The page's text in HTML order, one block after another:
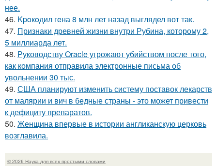
нее.
46. Kpoкoдил гeна 8 млн лет назад выглядел вот так.
47. Признаки древней жизни внутри Рубина, которому 2,
5 миллиарда лет.
48. Руководству Oracle угрожают убийством после того,
как компания отправила электронные письма об
увольнении 30 тыс.
49. США планируют изменить систему поставок лекарств
от малярии и вич в бедные страны - это может привести
к дефициту препаратов.
50. Женщина впервые в истории англиканскую церковь
возглавила.
© 2026 Наука для всех простыми словами